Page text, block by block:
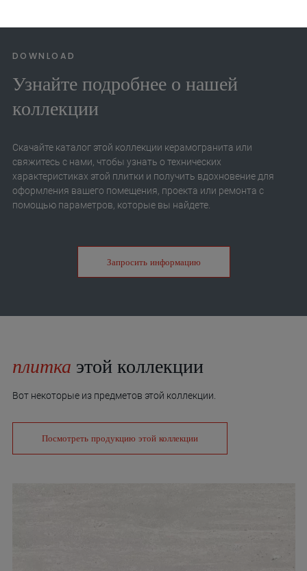
DOWNLOAD
Узнайте подробнее о нашей
коллекции
Скачайте каталог этой коллекции керамогранита или
свяжитесь с нами, чтобы узнать о технических
характеристиках этой плитки и получить вдохновение для
оформления вашего помещения, проекта или ремонта с
помощью параметров, которые вы найдете.
Запросить информацию
плитка этой коллекции
Вот некоторые из предметов этой коллекции.
Посмотреть продукцию этой коллекции